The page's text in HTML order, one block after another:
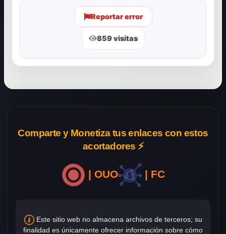
Reportar error
859 visitas
Comparte y Monetiza tus enlaces con estos
acortadores ⚡
| OUO | FC
Este sitio web no almacena archivos de terceros; su
finalidad es únicamente ofrecer información sobre cómo